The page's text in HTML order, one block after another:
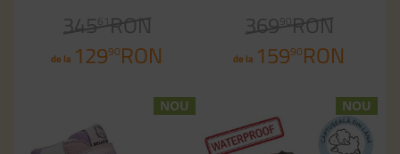
345 61RON
de la 12990RON
369 90RON
de la 15990RON
NOU NOU